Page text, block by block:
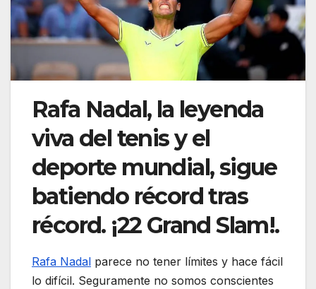
Rafa Nadal, la leyenda
viva del tenis y el
deporte mundial, sigue
batiendo récord tras
récord. ¡22 Grand Slam!.
Rafa Nadal parece no tener límites y hace fácil
lo difícil. Seguramente no somos conscientes